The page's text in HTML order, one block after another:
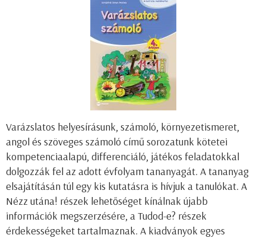
Varázslatos helyesírásunk, számoló, környezetismeret,
angol és szöveges számoló című sorozatunk kötetei
kompetenciaalapú, differenciáló, játékos feladatokkal
dolgozzák fel az adott évfolyam tananyagát. A tananyag
elsajátításán túl egy kis kutatásra is hívjuk a tanulókat. A
Nézz utána! részek lehetőséget kínálnak újabb
információk megszerzésére, a Tudod-e? részek
érdekességeket tartalmaznak. A kiadványok egyes